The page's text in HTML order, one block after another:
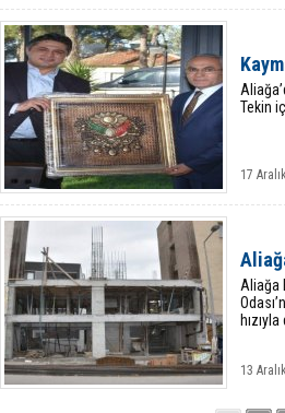
Tekin
17
Aliağa
13